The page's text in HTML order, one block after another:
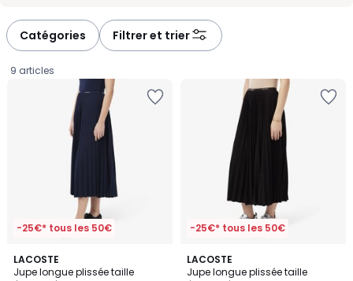
Catégories Filtrer et trier
9 articles
-25€* tous les 50€
LACOSTE
Jupe longue plissée taille
4
/
2
Couleurs
-25€* tous les 50€
LACOSTE
Jupe longue plissée taille